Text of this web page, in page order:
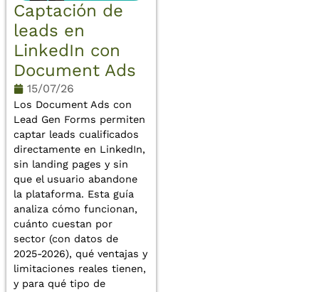
Captación de
leads en
LinkedIn con
Document Ads
15/07/26
Los Document Ads con
Lead Gen Forms permiten
captar leads cualificados
directamente en LinkedIn,
sin landing pages y sin
que el usuario abandone
la plataforma. Esta guía
analiza cómo funcionan,
cuánto cuestan por
sector (con datos de
2025-2026), qué ventajas y
limitaciones reales tienen,
y para qué tipo de